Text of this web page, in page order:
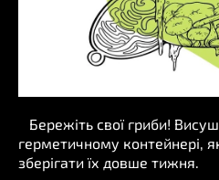
Бережіть свої гриби!
герметичному контейнері,
зберігати їх довше тижня.